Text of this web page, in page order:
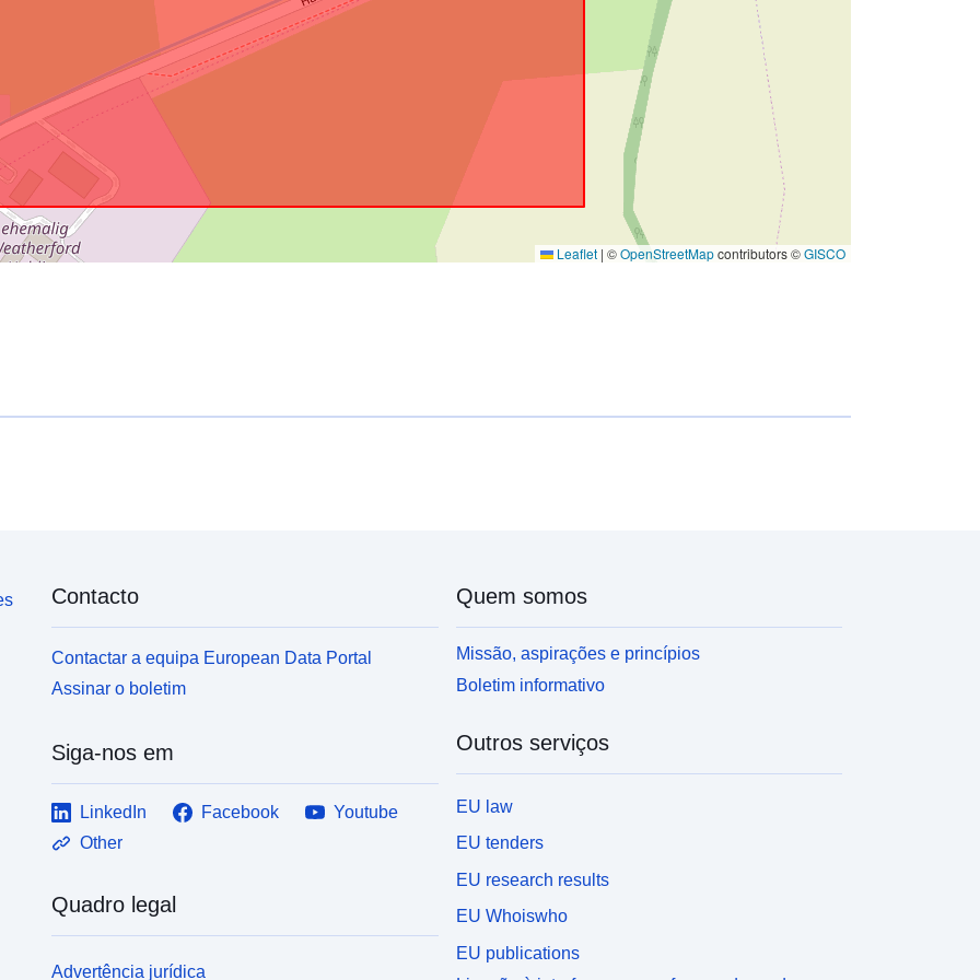
Leaflet | ©OpenStreetMapcontributors ©GISCO
Contacto
Contactar a equipa European Data Portal
Assinar o boletim
Siga-nos em
LinkedIn Facebook
Youtube
Other
Quadro legal
Advertência jurídica
Quem somos
Missão, aspirações e princípios
Boletim informativo
Outros serviços
EU law
EU tenders
EU research results
EU Whoiswho
EU publications